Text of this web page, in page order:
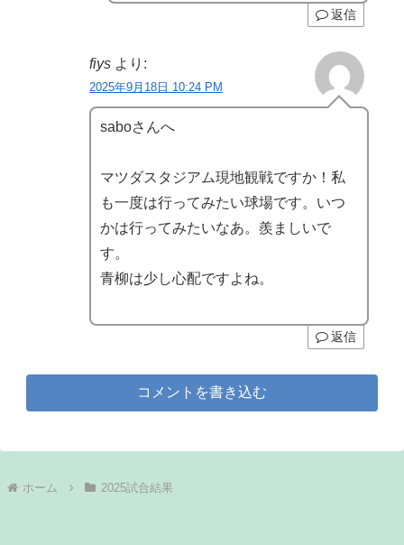
返信
fiys より:
2025年9月18日 10:24 PM
saboさんへ
マツダスタジアム現地観戦ですか！私
も一度は行ってみたい球場です。いつ
かは行ってみたいなあ。羨ましいで
す。
青柳は少し心配ですよね。
返信
コメントを書き込む
ホーム 2025試合結果